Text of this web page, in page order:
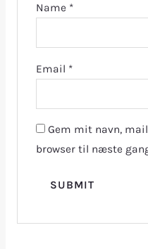
Name *
Email *
Gem mit navn,
browser til næste